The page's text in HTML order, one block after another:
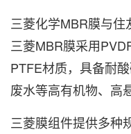
三菱化学MBR膜与住
三菱MBR膜采用
PTFE材质，具备耐
废水等高有机物、高
三菱膜组件提供多种